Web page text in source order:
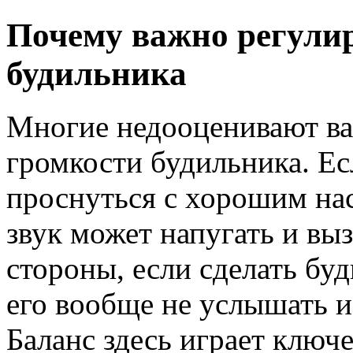
Почему важно
будильника
Многие недооценивают
громкости будильника.
проснуться с хорошим
звук может напугать и
стороны, если сделать
его вообще не услышать
Баланс здесь играет